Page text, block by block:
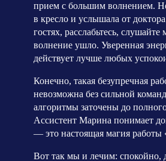
прием с большим волнением.
в кресло и услышала от
гостях, расслабьтесь,
волнение ушло. Уверенная
действует лучше любых
Конечно, такая безупречная
невозможна без сильной
алгоритмы заточены до
Ассистент Марина понимает
— это настоящая магия работы
Вот так мы и лечим: спокойно,